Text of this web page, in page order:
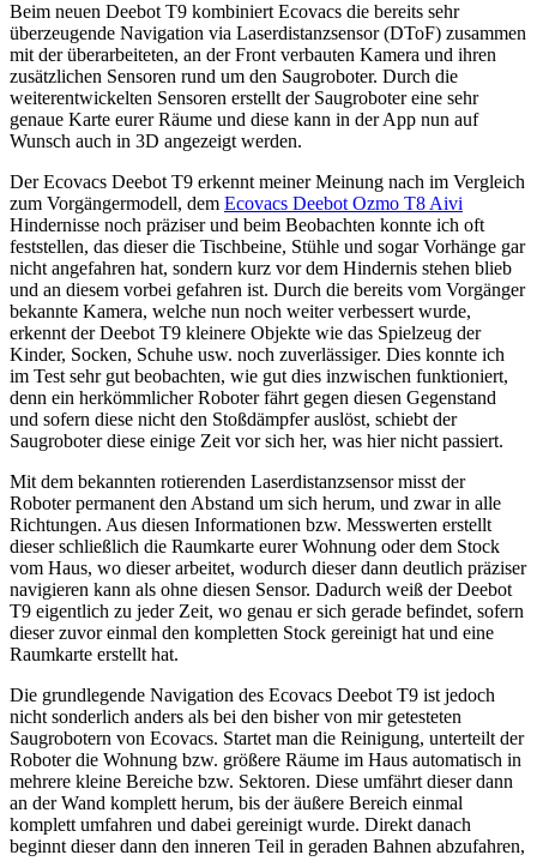
Beim neuen Deebot T9 kombiniert Ecovacs die bereits sehr
überzeugende Navigation via Laserdistanzsensor (DToF) zusammen
mit der überarbeiteten, an der Front verbauten Kamera und ihren
zusätzlichen Sensoren rund um den Saugroboter. Durch die
weiterentwickelten Sensoren erstellt der Saugroboter eine sehr
genaue Karte eurer Räume und diese kann in der App nun auf
Wunsch auch in 3D angezeigt werden.
Der Ecovacs Deebot T9 erkennt meiner Meinung nach im Vergleich
zum Vorgängermodell, dem Ecovacs Deebot Ozmo T8 Aivi
Hindernisse noch präziser und beim Beobachten konnte ich oft
feststellen, das dieser die Tischbeine, Stühle und sogar Vorhänge gar
nicht angefahren hat, sondern kurz vor dem Hindernis stehen blieb
und an diesem vorbei gefahren ist. Durch die bereits vom Vorgänger
bekannte Kamera, welche nun noch weiter verbessert wurde,
erkennt der Deebot T9 kleinere Objekte wie das Spielzeug der
Kinder, Socken, Schuhe usw. noch zuverlässiger. Dies konnte ich
im Test sehr gut beobachten, wie gut dies inzwischen funktioniert,
denn ein herkömmlicher Roboter fährt gegen diesen Gegenstand
und sofern diese nicht den Stoßdämpfer auslöst, schiebt der
Saugroboter diese einige Zeit vor sich her, was hier nicht passiert.
Mit dem bekannten rotierenden Laserdistanzsensor misst der
Roboter permanent den Abstand um sich herum, und zwar in alle
Richtungen. Aus diesen Informationen bzw. Messwerten erstellt
dieser schließlich die Raumkarte eurer Wohnung oder dem Stock
vom Haus, wo dieser arbeitet, wodurch dieser dann deutlich präziser
navigieren kann als ohne diesen Sensor. Dadurch weiß der Deebot
T9 eigentlich zu jeder Zeit, wo genau er sich gerade befindet, sofern
dieser zuvor einmal den kompletten Stock gereinigt hat und eine
Raumkarte erstellt hat.
Die grundlegende Navigation des Ecovacs Deebot T9 ist jedoch
nicht sonderlich anders als bei den bisher von mir getesteten
Saugrobotern von Ecovacs. Startet man die Reinigung, unterteilt der
Roboter die Wohnung bzw. größere Räume im Haus automatisch in
mehrere kleine Bereiche bzw. Sektoren. Diese umfährt dieser dann
an der Wand komplett herum, bis der äußere Bereich einmal
komplett umfahren und dabei gereinigt wurde. Direkt danach
beginnt dieser dann den inneren Teil in geraden Bahnen abzufahren,